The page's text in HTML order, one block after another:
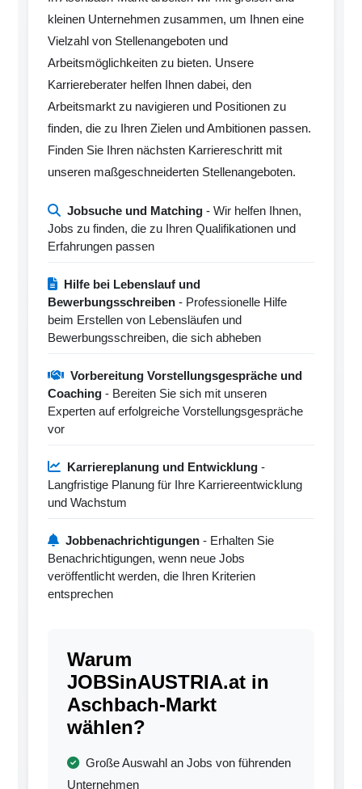
kleinen Unternehmen zusammen, um Ihnen eine
Vielzahl von Stellenangeboten und
Arbeitsmöglichkeiten zu bieten. Unsere
Karriereberater helfen Ihnen dabei, den
Arbeitsmarkt zu navigieren und Positionen zu
finden, die zu Ihren Zielen und Ambitionen passen.
Finden Sie Ihren nächsten Karriereschritt mit
unseren maßgeschneiderten Stellenangeboten.
Jobsuche und Matching - Wir helfen Ihnen,
Jobs zu finden, die zu Ihren Qualifikationen und
Erfahrungen passen
Hilfe bei Lebenslauf und
Bewerbungsschreiben - Professionelle Hilfe
beim Erstellen von Lebensläufen und
Bewerbungsschreiben, die sich abheben
Vorbereitung Vorstellungsgespräche und
Coaching - Bereiten Sie sich mit unseren
Experten auf erfolgreiche Vorstellungsgespräche
vor
Karriereplanung und Entwicklung -
Langfristige Planung für Ihre Karriereentwicklung
und Wachstum
Jobbenachrichtigungen - Erhalten Sie
Benachrichtigungen, wenn neue Jobs
veröffentlicht werden, die Ihren Kriterien
entsprechen
Warum
JOBSinAUSTRIA.at in
Aschbach-Markt
wählen?
Große Auswahl an Jobs von führenden
Unternehmen